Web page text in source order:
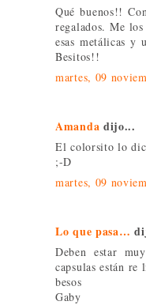
Qué buenos!!
regalados. Me
esas metálicas y
Besitos!!
martes, 09
Amanda dijo...
El colorsito lo
;-D
martes, 09
Lo que pasa…
Deben estar
capsulas están re
besos
Gaby